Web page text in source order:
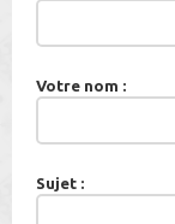
Votre nom :
Sujet :